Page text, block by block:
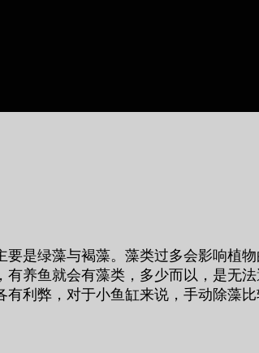
是绿藻与褐藻。藻类过多会影响植
养鱼就会有藻类，多少而以，是无
利弊，对于小鱼缸来说，手动除藻